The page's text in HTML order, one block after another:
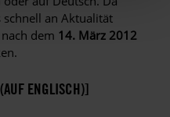
an Aktualität
dem 14. März 2012
ENGLISCH)]